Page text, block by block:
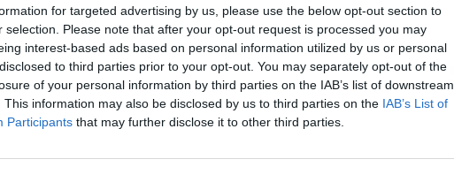
for targeted advertising by us, please use the below opt-out section to
selection. Please note that after your opt-out request is processed you may
interest-based ads based on personal information utilized by us or personal
to third parties prior to your opt-out. You may separately opt-out of the
of your personal information by third parties on the IAB’s list of downstream
This information may also be disclosed by us to third parties on the IAB’s List of
Participants that may further disclose it to other third parties.